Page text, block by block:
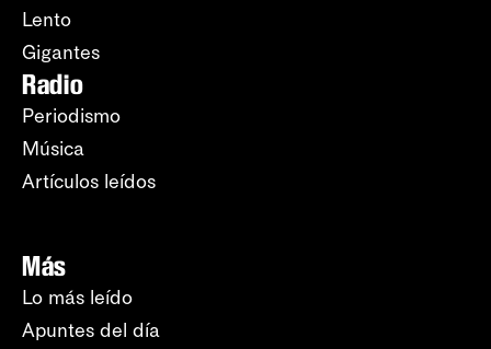
Lento
Gigantes
Radio
Periodismo
Música
Artículos leídos
Más
Lo más leído
Apuntes del día